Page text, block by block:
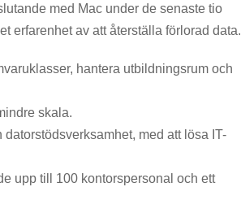
med Mac under de senaste tio
erfarenhet av att återställa förlorad data.
hantera utbildningsrum och
skala.
med att lösa IT-
upp till 100 kontorspersonal och ett